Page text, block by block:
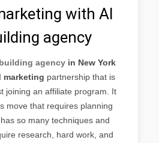
with AI
agency
agencyin New York
marketing partnership that is
joining an affiliate program. It
move that requires planning
so many techniques and
research, hard work, and